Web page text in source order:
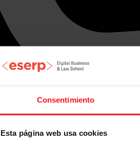
Consentimiento
Esta página web usa cookies